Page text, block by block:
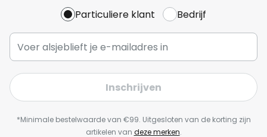
Particuliere klant Bedrijf
Inschrijven
*Minimale bestelwaarde van €99. Uitgesloten van de korting zijn
artikelen van deze merken.